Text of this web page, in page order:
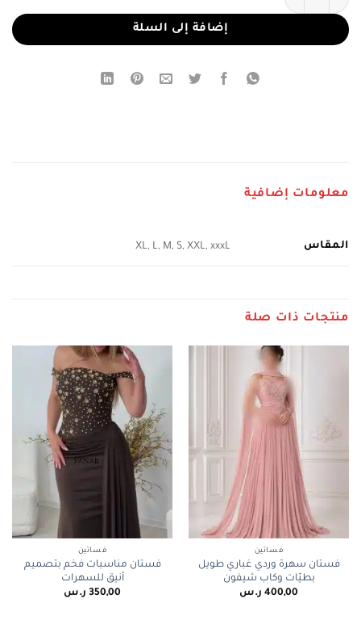
إضافة إلى السلة
معلومات إضافية
المقاس XL, L, M, S, XXL, xxxL
منتجات ذات صلة
فساتين
فستان سهرة وردي غباري طويل
بطيّات وكاب شيفون
400,00 ر.س
فساتين
فستان مناسبات فخم بتصميم
أنيق للسهرات
350,00 ر.س